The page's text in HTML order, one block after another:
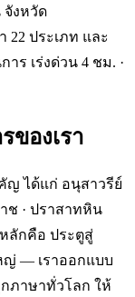
จังหวัด
22 ประเภท และ
าร เร่งด่วน 4 ชม. ·
ของเรา
ได้แก่ อนุสาวรีย์
ช · ปราสาทหิน
ลักคือ ประตูสู่
ญ่ — เราออกแบบ
ภาษาทั่วโลก ให้